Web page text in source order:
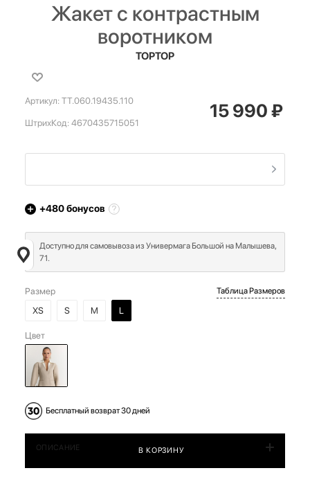
Жакет с контрастным
воротником
TOPTOP
Артикул: TT.060.19435.110
ШтрихКод: 4670435715051
15 990₽
+480бонусов
Доступно для самовывоза из Универмага Большой на Малышева,
71.
Размер
XS
S M L
Таблица Размеров
Цвет
Бесплатный возврат 30 дней
В КОРЗИНУ
ОПИСАНИЕ